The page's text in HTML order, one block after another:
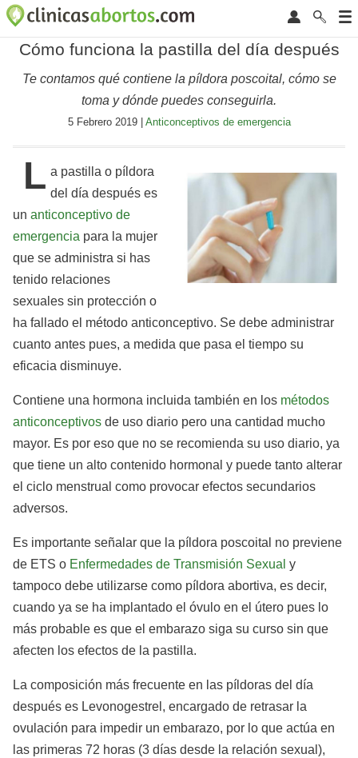
Cómo funciona la pastilla del día después
Te contamos qué contiene la píldora poscoital, cómo se
toma y dónde puedes conseguirla.
5 Febrero 2019 | Anticonceptivos de emergencia
L a pastilla o píldora
del día después es
un anticonceptivo de
emergencia para la mujer
que se administra si has
tenido relaciones
sexuales sin protección o
ha fallado el método anticonceptivo. Se debe administrar
cuanto antes pues, a medida que pasa el tiempo su
eficacia disminuye.
Contiene una hormona incluida también en los métodos
anticonceptivos de uso diario pero una cantidad mucho
mayor. Es por eso que no se recomienda su uso diario, ya
que tiene un alto contenido hormonal y puede tanto alterar
el ciclo menstrual como provocar efectos secundarios
adversos.
Es importante señalar que la píldora poscoital no previene
de ETS o Enfermedades de Transmisión Sexual y
tampoco debe utilizarse como píldora abortiva, es decir,
cuando ya se ha implantado el óvulo en el útero pues lo
más probable es que el embarazo siga su curso sin que
afecten los efectos de la pastilla.
La composición más frecuente en las píldoras del día
después es Levonogestrel, encargado de retrasar la
ovulación para impedir un embarazo, por lo que actúa en
las primeras 72 horas (3 días desde la relación sexual),